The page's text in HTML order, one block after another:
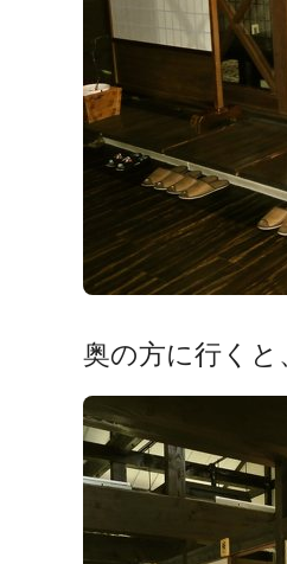
奥の方に行くと